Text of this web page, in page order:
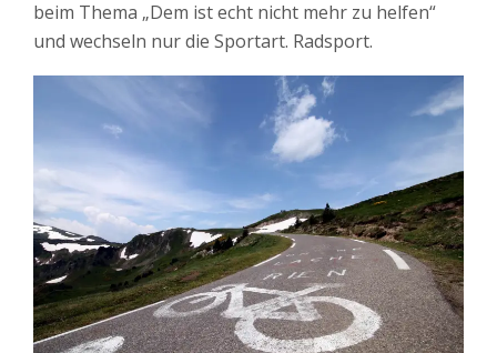
beim Thema „Dem ist echt nicht mehr zu helfen“
und wechseln nur die Sportart. Radsport.